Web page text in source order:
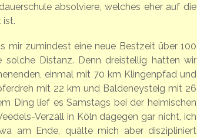
absolviere, welches eher auf die
ist.
mir zumindest eine neue Bestzeit über 100
solche Distanz. Denn dreistellig hatten wir
einmal mit 70 km Klingenpfad und
mit 22 km und Baldeneysteig mit 26
Ding lief es Samstags bei der heimischen
Verzäll in Köln dagegen gar nicht, ich
am Ende, quälte mich aber diszipliniert